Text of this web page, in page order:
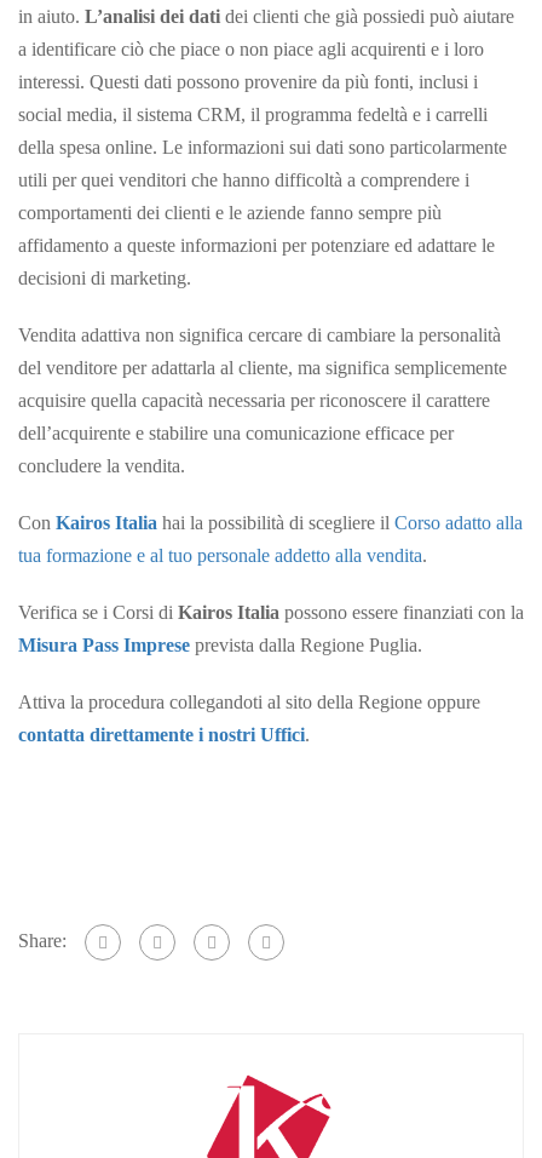
in aiuto. L’analisi dei dati dei clienti che già possiedi può aiutare
a identificare ciò che piace o non piace agli acquirenti e i loro
interessi. Questi dati possono provenire da più fonti, inclusi i
social media, il sistema CRM, il programma fedeltà e i carrelli
della spesa online. Le informazioni sui dati sono particolarmente
utili per quei venditori che hanno difficoltà a comprendere i
comportamenti dei clienti e le aziende fanno sempre più
affidamento a queste informazioni per potenziare ed adattare le
decisioni di marketing.
Vendita adattiva non significa cercare di cambiare la personalità
del venditore per adattarla al cliente, ma significa semplicemente
acquisire quella capacità necessaria per riconoscere il carattere
dell’acquirente e stabilire una comunicazione efficace per
concludere la vendita.
Con Kairos Italia hai la possibilità di scegliere il Corso adatto alla
tua formazione e al tuo personale addetto alla vendita.
Verifica se i Corsi di Kairos Italia possono essere finanziati con la
Misura Pass Imprese prevista dalla Regione Puglia.
Attiva la procedura collegandoti al sito della Regione oppure
contatta direttamente i nostri Uffici.
Share: